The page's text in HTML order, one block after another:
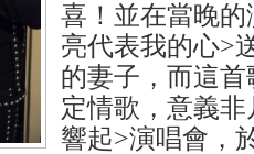
喜！並在當晚
亮代表我的心>
的妻子，而這
定情歌，意義
響起>演唱會，